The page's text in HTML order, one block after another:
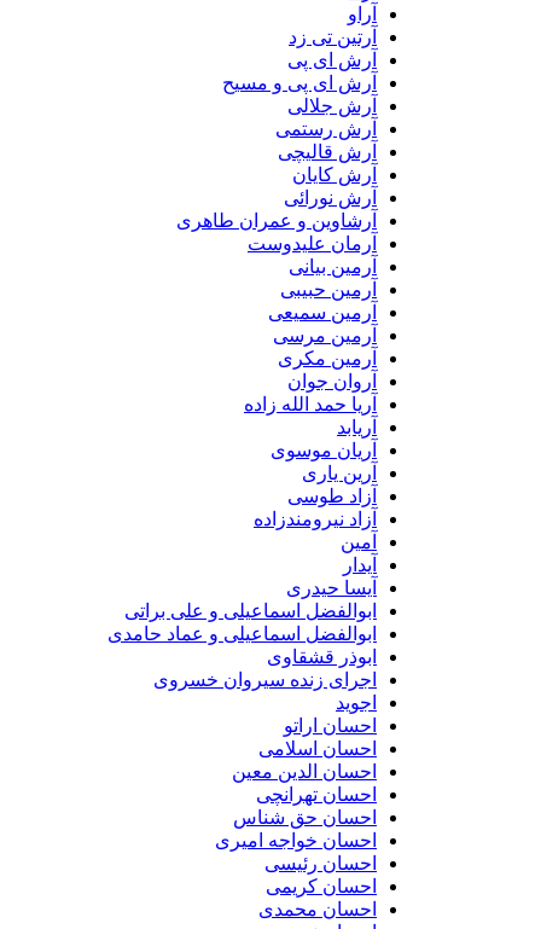
آرتین تی زد
آرش ای پی
آرش ای پی و مسیح
آرش جلالی
آرش رستمی
آرش قالیچی
آرش کایان
آرش نورائی
آرشاوین و عمران طاهری
آرمان علیدوست
آرمین بیانی
آرمین حبیبی
آرمین سمیعی
آرمین مرسی
آرمین مکری
آروان جوان
آریا حمد الله زاده
آریان موسوی
آرین یاری
آزاد طوسی
آزاد نیرومندزاده
آیسا حیدری
ابوالفضل اسماعیلی و علی براتی
ابوالفضل اسماعیلی و عماد حامدی
ابوذر قشقاوی
اجرای زنده سیروان خسروی
احسان اراتو
احسان اسلامی
احسان الدین معین
احسان تهرانچی
احسان حق شناس
احسان خواجه امیری
احسان رئیسی
احسان کریمی
احسان محمدی